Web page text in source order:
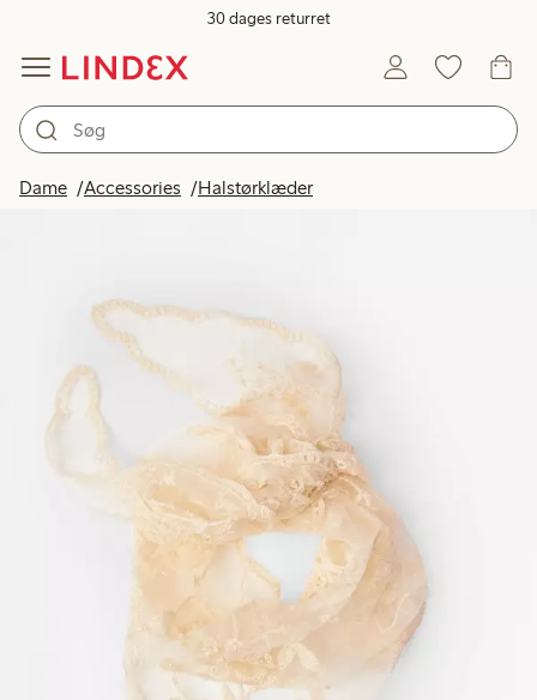
30 dages returret
Dame Accessories Halstørklæder